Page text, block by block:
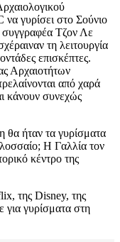
γυρίσει στο Σούνιο
συγγραφέα Τζον Λε
τη λειτουργία
επισκέπτες.
Αρχαιοτήτων
από χαρά
κάνουν συνεχώς
θα ήταν τα γυρίσματα
Η Γαλλία τον
κέντρο της
της Disney, της
για γυρίσματα στη